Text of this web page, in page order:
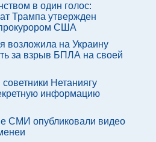
в один голос:
Трампа утвержден
США
возложила на Украину
за взрыв БПЛА на своей
Нетаниягу
информацию
СМИ опубликовали видео